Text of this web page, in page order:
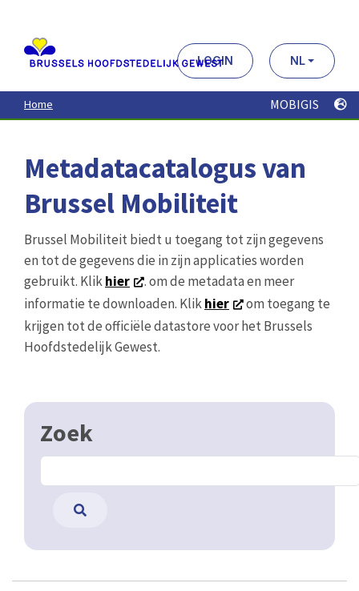
contenu
principal
LOGIN NL
Home MOBIGIS
Metadatacatalogus van
Brussel Mobiliteit
Brussel Mobiliteit biedt u toegang tot zijn gegevens
en tot de gegevens die in zijn applicaties worden
gebruikt. Klikhier
. om de metadata en meer
informatie te downloaden. Klikhier
om toegang te
krijgen tot de officiële datastore voor het Brussels
Hoofdstedelijk Gewest.
Zoek